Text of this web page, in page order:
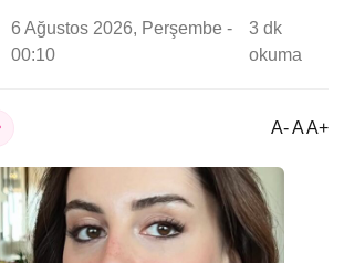
6 Ağustos 2026, Perşembe -
00:10
3 dk
okuma
A- A A+